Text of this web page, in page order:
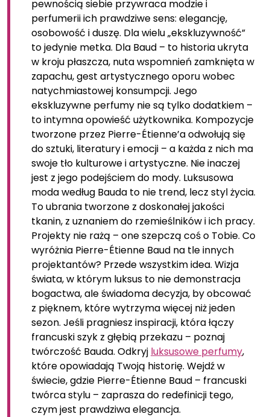
pewnością siebie przywraca modzie i
perfumerii ich prawdziwe sens: elegancję,
osobowość i duszę. Dla wielu „ekskluzywność”
to jedynie metka. Dla Baud – to historia ukryta
w kroju płaszcza, nuta wspomnień zamknięta w
zapachu, gest artystycznego oporu wobec
natychmiastowej konsumpcji. Jego
ekskluzywne perfumy nie są tylko dodatkiem –
to intymna opowieść użytkownika. Kompozycje
tworzone przez Pierre-Étienne’a odwołują się
do sztuki, literatury i emocji – a każda z nich ma
swoje tło kulturowe i artystyczne. Nie inaczej
jest z jego podejściem do mody. Luksusowa
moda według Bauda to nie trend, lecz styl życia.
To ubrania tworzone z doskonałej jakości
tkanin, z uznaniem do rzemieślników i ich pracy.
Projekty nie rażą – one szepczą coś o Tobie. Co
wyróżnia Pierre-Étienne Baud na tle innych
projektantów? Przede wszystkim idea. Wizja
świata, w którym luksus to nie demonstracja
bogactwa, ale świadoma decyzja, by obcować
z pięknem, które wytrzyma więcej niż jeden
sezon. Jeśli pragniesz inspiracji, która łączy
francuski szyk z głębią przekazu – poznaj
twórczość Bauda. Odkryj luksusowe perfumy,
które opowiadają Twoją historię. Wejdź w
świecie, gdzie Pierre-Étienne Baud – francuski
twórca stylu – zaprasza do redefinicji tego,
czym jest prawdziwa elegancja.